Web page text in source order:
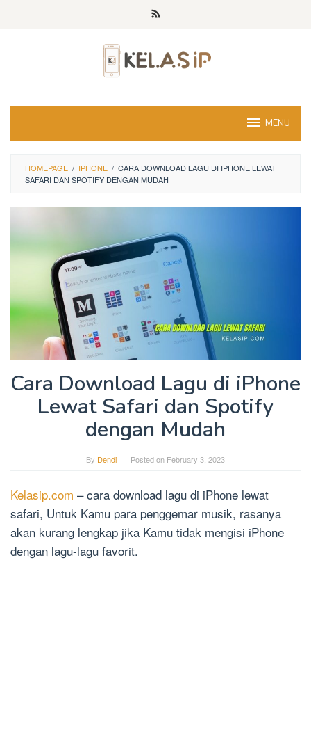
MENU
HOMEPAGE / IPHONE / CARA DOWNLOAD LAGU DI IPHONE LEWAT
SAFARI DAN SPOTIFY DENGAN MUDAH
Cara Download Lagu di iPhone
Lewat Safari dan Spotify
dengan Mudah
By Dendi Posted on February 3, 2023
Kelasip.com – cara download lagu di iPhone lewat
safari, Untuk Kamu para penggemar musik, rasanya
akan kurang lengkap jika Kamu tidak mengisi iPhone
dengan lagu-lagu favorit.